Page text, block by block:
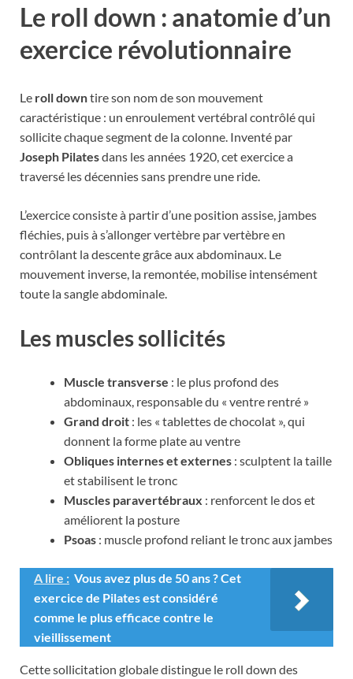
Le roll down : anatomie d’un
exercice révolutionnaire
Le roll downtire son nom de son mouvement
caractéristique : un enroulement vertébral contrôlé qui
sollicite chaque segment de la colonne. Inventé par
Joseph Pilatesdans les années 1920, cet exercice a
traversé les décennies sans prendre une ride.
L’exercice consiste à partir d’une position assise, jambes
fléchies, puis à s’allonger vertèbre par vertèbre en
contrôlant la descente grâce aux abdominaux. Le
mouvement inverse, la remontée, mobilise intensément
toute la sangle abdominale.
Les muscles sollicités
Muscle transverse : le plus profond des
abdominaux, responsable du « ventre rentré »
Grand droit : les « tablettes de chocolat », qui
donnent la forme plate au ventre
Obliques internes et externes : sculptent la taille
et stabilisent le tronc
Muscles paravertébraux : renforcent le dos et
améliorent la posture
Psoas : muscle profond reliant le tronc aux jambes
A lire : Vous avez plus de 50 ans ? Cet
exercice de Pilates est considéré
comme le plus efficace contre le
vieillissement
Cette sollicitation globale distingue le roll down des